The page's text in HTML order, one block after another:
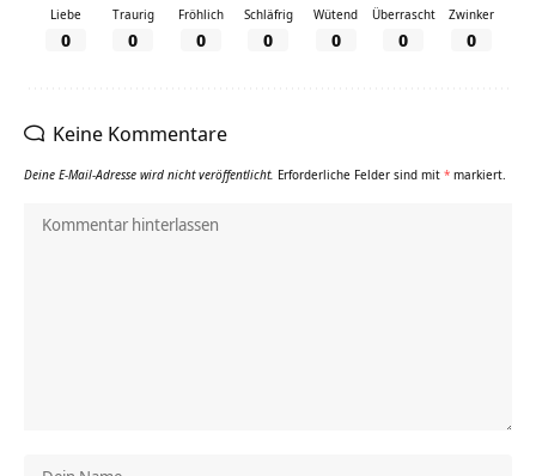
Liebe
0
Traurig
0
Fröhlich
0
Schläfrig
0
Wütend
0
Überrascht
0
Zwinker
0
Keine Kommentare
Deine E-Mail-Adresse wird nicht veröffentlicht. Erforderliche Felder sind mit * markiert.